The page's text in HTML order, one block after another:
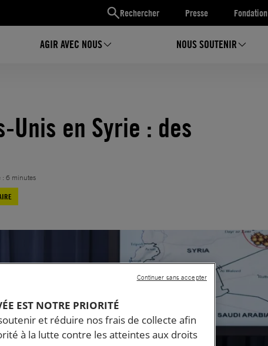
Rechercher Presse Fondation
AGIR AVEC NOUS NOUS SOUTENIR
Unis en Syrie : des
: 6 minutes
EST NOTRE PRIORITÉ
et réduire nos frais de collecte afin
à la lutte contre les atteintes aux droits
Continuer sans accepter